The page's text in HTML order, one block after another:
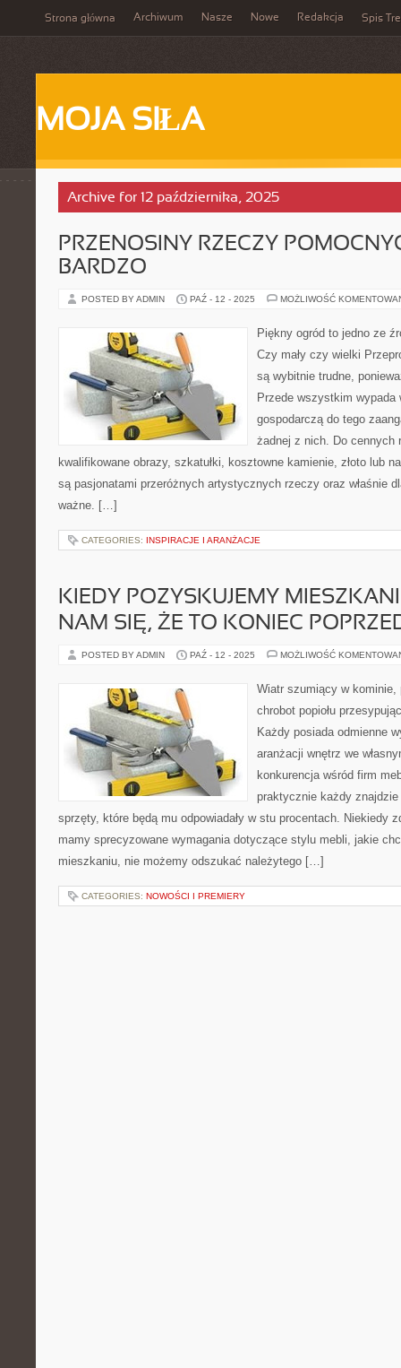
Strona główna Archiwum Nasze Nowe Redakcja Spis
MOJA SIŁA
Archive for 12 października, 2025
PRZENOSINY RZECZY
BARDZO
POSTED BY ADMIN PAŹ - 12 - 2025 MOŻLIWOŚĆ
Piękny ogród to jedno ze
Czy mały czy wielki
są wybitnie trudne,
Przede wszystkim
gospodarczą do tego
żadnej z nich. Do cennych
kwalifikowane obrazy, szkatułki, kosztowne kamienie, złoto lub
są pasjonatami przeróżnych artystycznych rzeczy oraz właśnie
ważne. […]
CATEGORIES: INSPIRACJE I ARANŻACJE
KIEDY POZYSKUJEMY
NAM SIĘ, ŻE TO KONIEC
POSTED BY ADMIN PAŹ - 12 - 2025 MOŻLIWOŚĆ
Wiatr szumiący w kominie,
chrobot popiołu
Każdy posiada odmienne
aranżacji wnętrz we
konkurencja wśród firm
praktycznie każdy
sprzęty, które będą mu odpowiadały w stu procentach. Niekiedy
mamy sprecyzowane wymagania dotyczące stylu mebli, jakie
mieszkaniu, nie możemy odszukać należytego […]
CATEGORIES: NOWOŚCI I PREMIERY